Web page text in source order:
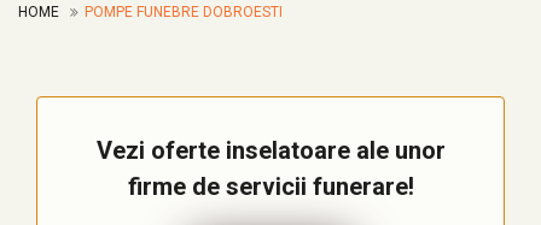
HOME POMPE FUNEBRE DOBROESTI
Vezi oferte inselatoare ale unor
firme de servicii funerare!